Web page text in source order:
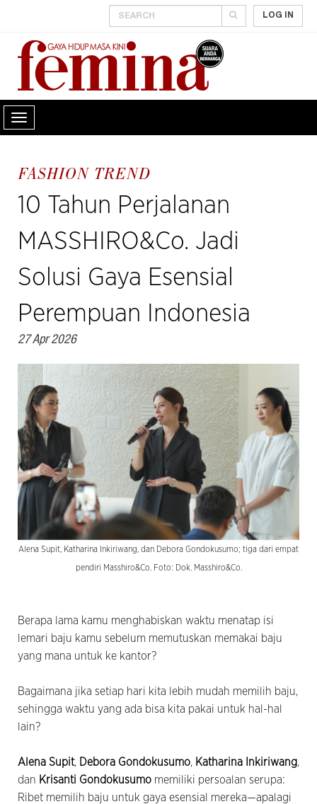
LOG IN
FASHION TREND
10 Tahun Perjalanan
MASSHIRO&Co. Jadi
Solusi Gaya Esensial
Perempuan Indonesia
27 Apr 2026
Alena Supit, Katharina Inkiriwang, dan Debora Gondokusumo; tiga dari empat
pendiri Masshiro&Co. Foto: Dok. Masshiro&Co.
Berapa lama kamu menghabiskan waktu menatap isi
lemari baju kamu sebelum memutuskan memakai baju
yang mana untuk ke kantor?
Bagaimana jika setiap hari kita lebih mudah memilih baju,
sehingga waktu yang ada bisa kita pakai untuk hal-hal
lain?
Alena Supit, Debora Gondokusumo, Katharina Inkiriwang,
dan Krisanti Gondokusumo memiliki persoalan serupa:
Ribet memilih baju untuk gaya esensial mereka—apalagi